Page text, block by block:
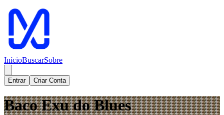
InícioBuscarSobre
Entrar Criar Conta
Baco Exu do Blues